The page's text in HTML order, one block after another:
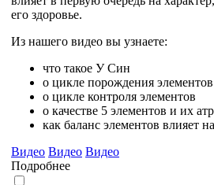
его здоровье.
Из нашего видео вы узнаете:
что такое У Син
о цикле порождения элементов
о цикле контроля элементов
о качестве 5 элементов и их
как баланс элементов влияет
Видео Видео Видео
Подробнее